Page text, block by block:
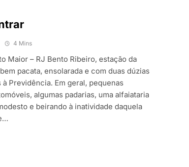
4 Mins
Maior – RJ Bento Ribeiro, estação da
pacata, ensolarada e com duas dúzias
Previdência. Em geral, pequenas
algumas padarias, uma alfaiataria
e beirando à inatividade daquela